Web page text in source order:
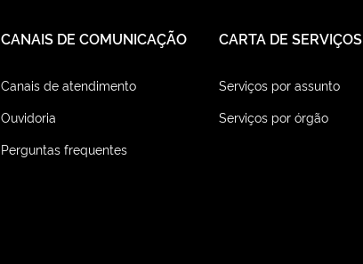
CANAIS DE COMUNICAÇÃO
Canais de atendimento
Ouvidoria
Perguntas frequentes
CARTA DE SERVIÇOS
Serviços por assunto
Serviços por órgão